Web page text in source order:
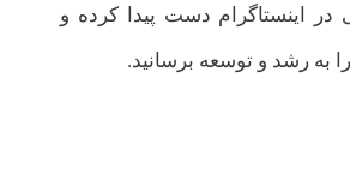
در اینستاگرام دست پیدا کرده و
به رشد و توسعه برسانید.